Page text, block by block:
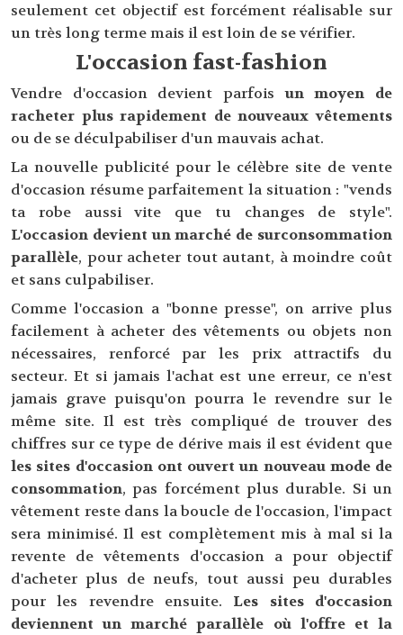
seulement cet objectif est forcément réalisable sur
un très long terme mais il est loin de se vérifier.
L'occasion fast-fashion
Vendre d'occasion devient parfoisun moyen de
racheter plus rapidement de nouveaux vêtements
ou de se déculpabiliser d'un mauvais achat.
La nouvelle publicité pour le célèbre site de vente
d'occasion résume parfaitement la situation : "vends
ta robe aussi vite que tu changes de style".
L'occasion devient un marché de surconsommation
parallèle, pour acheter tout autant, à moindre coût
et sans culpabiliser.
Comme l'occasion a "bonne presse", on arrive plus
facilement à acheter des vêtements ou objets non
nécessaires, renforcé par les prix attractifs du
secteur. Et si jamais l'achat est une erreur, ce n'est
jamais grave puisqu'on pourra le revendre sur le
même site. Il est très compliqué de trouver des
chiffres sur ce type de dérive mais il est évident que
les sites d'occasion ont ouvert un nouveau mode de
consommation, pas forcément plus durable. Si un
vêtement reste dans la boucle de l'occasion, l'impact
sera minimisé. Il est complètement mis à mal si la
revente de vêtements d'occasion a pour objectif
d'acheter plus de neufs, tout aussi peu durables
pour les revendre ensuite. Les sites d'occasion
deviennent un marché parallèle où l'offre et la